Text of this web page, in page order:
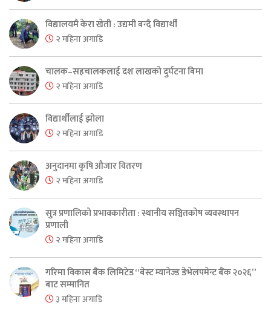
विद्यालयमै केरा खेती : उद्यमी बन्दै विद्यार्थी
२ महिना अगाडि
चालक–सहचालकलाई दश लाखको दुर्घटना बिमा
२ महिना अगाडि
विद्यार्थीलाई झोला
२ महिना अगाडि
अनुदानमा कृषि औजार वितरण
२ महिना अगाडि
सुत्र प्रणालिको प्रभावकारीता : स्थानीय सञ्चितकोष व्यवस्थापन
प्रणाली
२ महिना अगाडि
गरिमा विकास बैंक लिमिटेड “बेस्ट म्यानेज्ड डेभेलपमेन्ट बैंक २०२६”
बाट सम्मानित
३ महिना अगाडि